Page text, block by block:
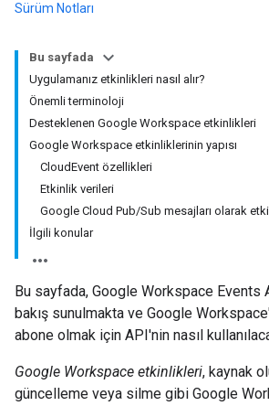
Sürüm Notları
Bu sayfada
Uygulamanız etkinlikleri nasıl alır?
Önemli terminoloji
Desteklenen Google Workspace etkinlikleri
Google Workspace etkinliklerinin yapısı
CloudEvent özellikleri
Etkinlik verileri
Google Cloud Pub/Sub mesajları olarak
İlgili konular
Bu sayfada, Google Workspace Events
bakış sunulmakta ve Google
abone olmak için API'nin nasıl
Google Workspace etkinlikleri, kaynak
güncelleme veya silme gibi Google